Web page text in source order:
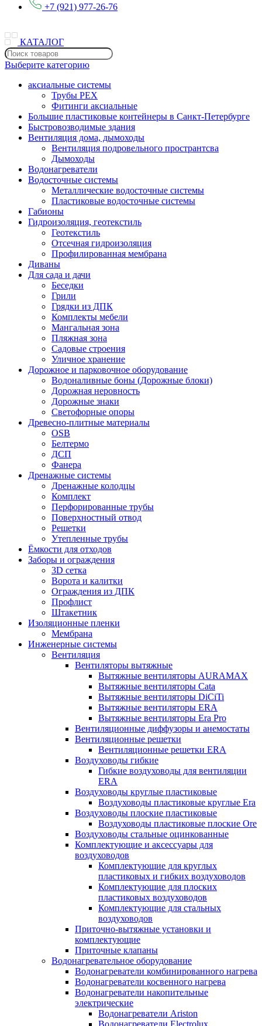
+7 (921) 977-26-76
КАТАЛОГ
Выберите категорию
аксиальные системы
Трубы PEX
Фитинги аксиальные
Большие пластиковые контейнеры в Санкт-Петербурге
Быстровозводимые здания
Вентиляция дома, дымоходы
Вентиляция подровельного пространтсва
Дымоходы
Водонагреватели
Водосточные системы
Металлические водосточные системы
Пластиковые водосточные системы
Габионы
Гидроизоляция, геотекстиль
Геотекстиль
Отсечная гидроизоляция
Профилированная мембрана
Диваны
Для сада и дачи
Беседки
Грили
Грядки из ДПК
Комплекты мебели
Мангальная зона
Пляжная зона
Садовые строения
Уличное хранение
Дорожное и парковочное оборудование
Водоналивные боны (Дорожные блоки)
Дорожная неровность
Дорожные знаки
Светофорные опоры
Древесно-плитные материалы
OSB
Белтермо
ДСП
Фанера
Дренажные системы
Дренажные колодцы
Комплект
Перфорированные трубы
Поверхностный отвод
Решетки
Утепленные трубы
Ёмкости для отходов
Заборы и ограждения
3D сетка
Ворота и калитки
Ограждения из ДПК
Профлист
Штакетник
Изоляционные пленки
Мембрана
Инженерные системы
Вентиляция
Вентиляторы вытяжные
Вытяжные вентиляторы AURAMAX
Вытяжные вентиляторы Cata
Вытяжные вентиляторы DiCiTi
Вытяжные вентиляторы ERA
Вытяжные вентиляторы Era Pro
Вентиляционные диффузоры и анемостаты
Вентиляционные решетки
Вентиляционные решетки ERA
Воздуховоды гибкие
Гибкие воздуховоды для вентиляции
ERA
Воздуховоды круглые пластиковые
Воздуховоды пластиковые круглые Era
Воздуховоды плоские пластиковые
Воздуховоды пластиковые плоские Ore
Воздуховоды стальные оцинкованные
Комплектующие и аксессуары для
воздуховодов
Комплектующие для круглых
пластиковых и гибких воздуховодов
Комплектующие для плоских
пластиковых воздуховодов
Комплектующие для стальных
воздуховодов
Приточно-вытяжные установки и
комплектующие
Приточные клапаны
Водонагревательное оборудование
Водонагреватели комбинированного нагрева
Водонагреватели косвенного нагрева
Водонагреватели накопительные
электрические
Водонагреватели Ariston